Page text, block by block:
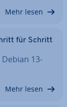
Mehr lesen
für Schritt
13-
Mehr lesen